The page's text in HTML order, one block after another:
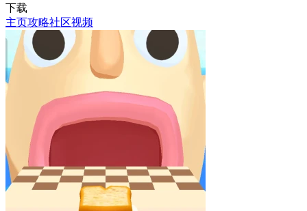
下载
主页攻略社区视频